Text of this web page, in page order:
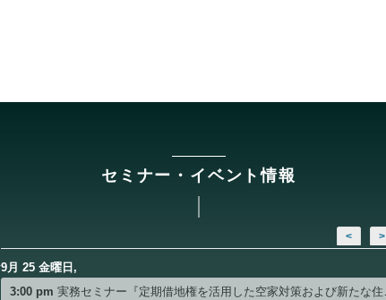
セミナー・イベント情報
< >
9月 25 金曜日,
3:00 pm実務セミナー『定期借地権を活用した空家対策および新たな住み替え支援ビジネスのご提案』